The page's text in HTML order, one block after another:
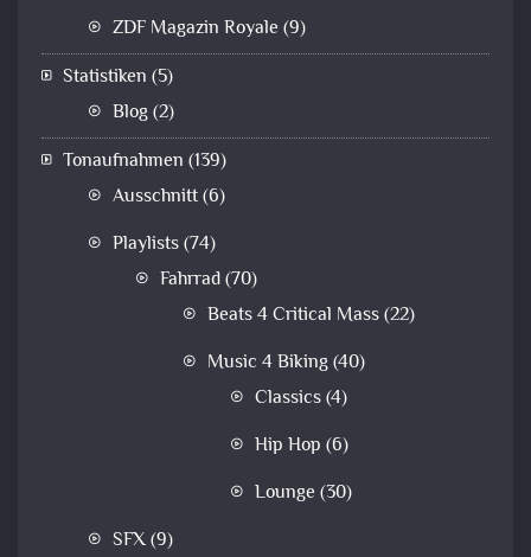
ZDF Magazin Royale (9)
Statistiken (5)
Blog(2)
Tonaufnahmen (139)
Ausschnitt(6)
Playlists(74)
Fahrrad(70)
Beats 4 Critical Mass(22)
Music 4 Biking(40)
Classics(4)
Hip Hop (6)
Lounge (30)
SFX(9)